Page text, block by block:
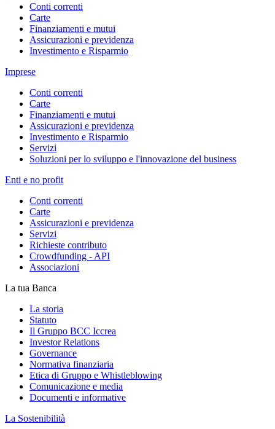
Conti correnti
Carte
Finanziamenti e mutui
Assicurazioni e previdenza
Investimento e Risparmio
Imprese
Conti correnti
Carte
Finanziamenti e mutui
Assicurazioni e previdenza
Investimento e Risparmio
Servizi
Soluzioni per lo sviluppo e l'innovazione del business
Enti e no profit
Conti correnti
Carte
Assicurazioni e previdenza
Servizi
Richieste contributo
Crowdfunding - API
Associazioni
La tua Banca
La storia
Statuto
Il Gruppo BCC Iccrea
Investor Relations
Governance
Normativa finanziaria
Etica di Gruppo e Whistleblowing
Comunicazione e media
Documenti e informative
La Sostenibilità